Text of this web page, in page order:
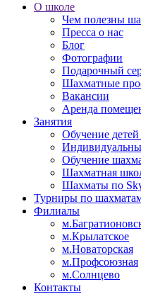
О школе
Чем полезны
Пресса о нас
Блог
Фотографии
Подарочный
Шахматные
Вакансии
Аренда
Занятия
Обучение
Обучение
Шахматная
Шахматы по
Турниры по
Филиалы
м.Крылатское
м.Новаторская
м.Профсоюзная
м.Солнцево
Контакты